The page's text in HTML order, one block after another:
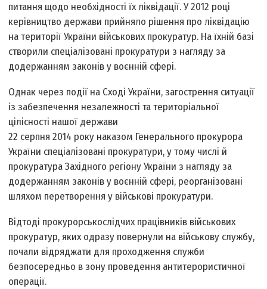
питання щодо необхідності їх ліквідації. У 2012 році
керівництво держави прийняло рішення про ліквідацію
на території України військових прокуратур. На їхній базі
створили спеціалізовані прокуратури з нагляду за
додержанням законів у воєнній сфері.
Однак через події на Сході України, загострення ситуації
із забезпечення незалежності та територіальної
цілісності нашої держави
22 серпня 2014 року наказом Генерального прокурора
України спеціалізовані прокуратури, у тому числі й
прокуратура Західного регіону України з нагляду за
додержанням законів у воєнній сфері, реорганізовані
шляхом перетворення у військові прокуратури.
Відтоді прокурорсько­слідчих працівників військових
прокуратур, яких одразу повернули на військову службу,
почали відряджати для проходження служби
безпосередньо в зону проведення антитерористичної
операції.